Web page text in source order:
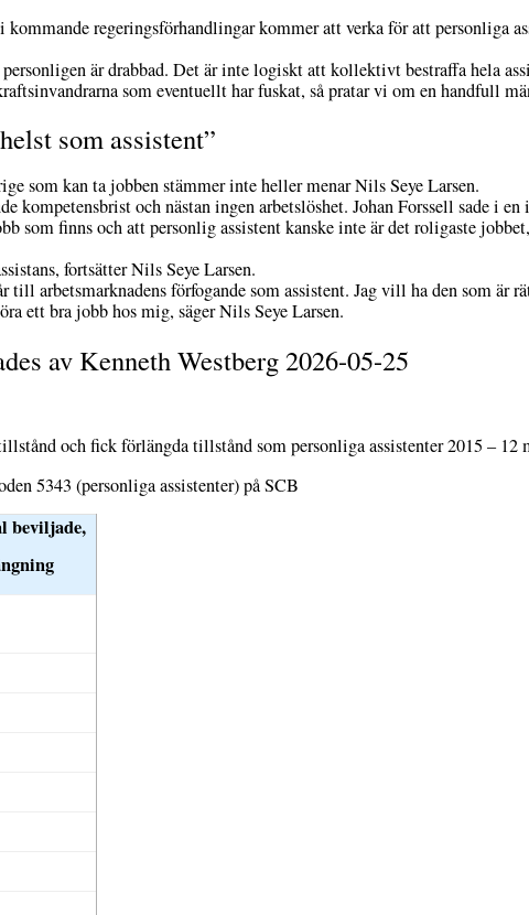
i kommande regeringsförhandlingar kommer att verka för att personliga
är drabbad. Det är inte logiskt att kollektivt bestraffa hela
som eventuellt har fuskat, så pratar vi om en handfull
som assistent”
som kan ta jobben stämmer inte heller menar Nils Seye Larsen.
kompetensbrist och nästan ingen arbetslöshet. Johan Forssell sade i
som finns och att personlig assistent kanske inte är det roligaste
fortsätter Nils Seye Larsen.
till arbetsmarknadens förfogande som assistent. Jag vill ha den som är
ett bra jobb hos mig, säger Nils Seye Larsen.
av Kenneth Westberg 2026-05-25
och fick förlängda tillstånd som personliga assistenter 2015 – 12
5343 (personliga assistenter) på SCB
beviljade,